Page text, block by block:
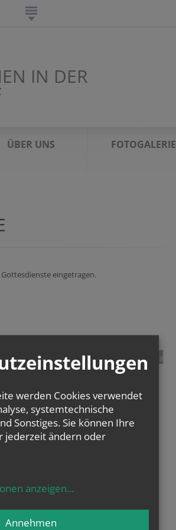
IN DER
ÜBER UNS FOTOGALERIE
eingetragen.
tweet pin it
werden Cookies verwendet
systemtechnische
Sonstiges. Sie können Ihre
jederzeit ändern oder
anzeigen...
Annehmen